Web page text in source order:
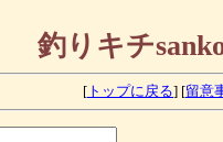
釣りキチ
[ トップに戻る] [留意